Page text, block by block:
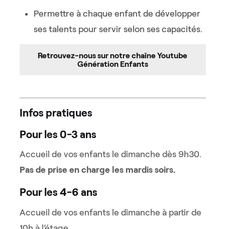
Permettre à chaque enfant de développer
ses talents pour servir selon ses capacités.
Retrouvez-nous sur notre chaîne Youtube
Génération Enfants
Infos pratiques
Pour les 0-3 ans
Accueil de vos enfants le dimanche dès 9h30.
Pas de prise en charge les mardis soirs.
Pour les 4-6 ans
Accueil de vos enfants le dimanche à partir de